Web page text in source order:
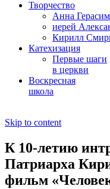
Творчество
Анна
иерей
Кирилл
Катехизация
Первые шаги
в церкви
Воскресная
школа
Skip to content
К 10-летию
Патриарха
фильм